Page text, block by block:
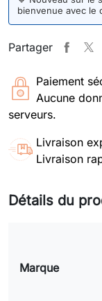
bienvenue avec le
Partager
Paiement
Aucune
serveurs.
Livraison
Livraison
Détails du
Marque